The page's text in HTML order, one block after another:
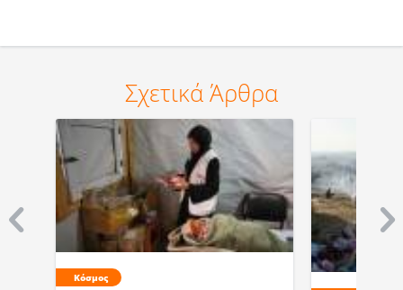
Σχετικά Άρθρα
Κόσμος